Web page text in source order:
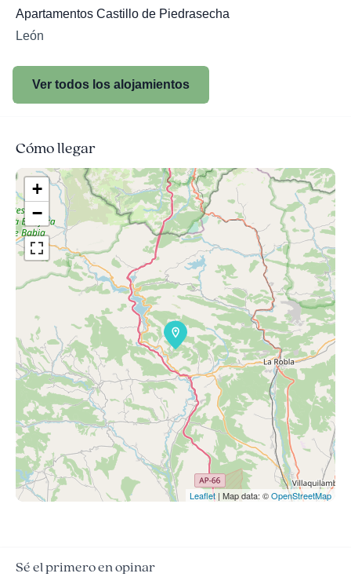
Apartamentos Castillo de Piedrasecha
León
Ver todos los alojamientos
Cómo llegar
+
−
Leaflet | Map data: ©OpenStreetMap
Sé el primero en opinar